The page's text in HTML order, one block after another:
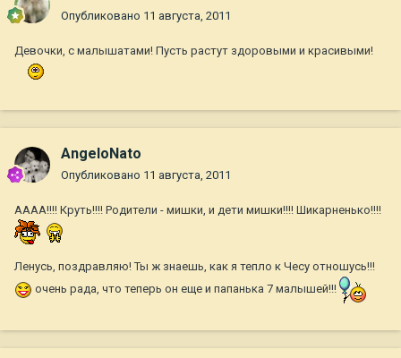
Опубликовано 11 августа, 2011
Девочки, с малышатами! Пусть растут здоровыми и красивыми!
AngeloNato
Опубликовано 11 августа, 2011
АААА!!!! Круть!!!! Родители - мишки, и дети мишки!!!! Шикарненько!!!!
Ленусь, поздравляю! Ты ж знаешь, как я тепло к Чесу отношусь!!!
очень рада, что теперь он еще и папанька 7 малышей!!!